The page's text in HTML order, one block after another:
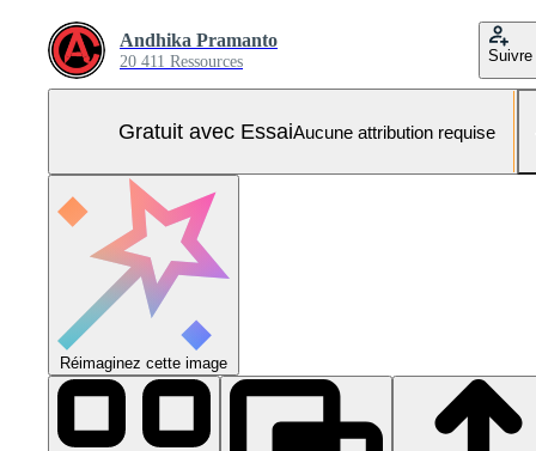
Andhika Pramanto
20 411 Ressources Suivre
Gratuit avec EssaiAucune attribution requise
Réimaginez cette image